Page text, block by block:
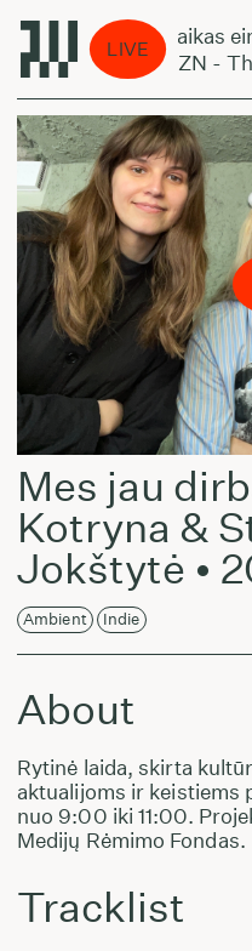
LIVE
Laikas
CZN - The
Mes jau
Kotryna &
Jokštytė •
Ambient Indie
About
Rytinė laida, skirta
aktualijoms ir keistiems
nuo 9:00 iki 11:00.
Medijų Rėmimo Fondas.
Tracklist